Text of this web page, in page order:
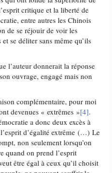
critique et la liberté de
entre autres les Chinois
de se réjouir de voir les
se déliter sans même qu’ils
l’auteur donnerait la réponse
ouvrage, engagé mais non
complémentaire, pour moi
devenues « extrêmes »[4].
a donc deux excès à
d’égalité extrême (…) Le
non seulement lorsqu’on
quand on prend l’esprit
être égal à ceux qu’il choisit